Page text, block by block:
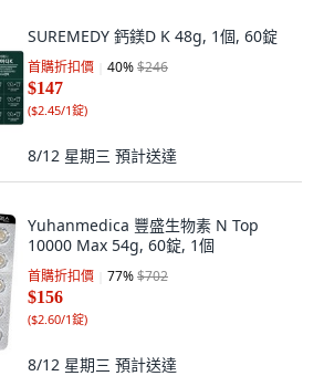
SUREMEDY 鈣鎂D K 48g, 1個, 60錠
首購折扣價 40%$246
$147
($2.45/1錠)
8/12 星期三 預計送達
Yuhanmedica 豐盛生物素 N Top
10000 Max 54g, 60錠, 1個
首購折扣價 77%$702
$156
($2.60/1錠)
8/12 星期三 預計送達